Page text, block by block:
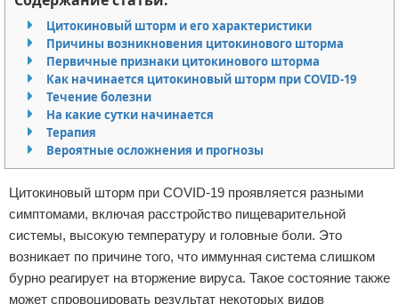
Разное
Право
Отказ от ответственности
Цитокиновый шторм и его характеристики
Причины возникновения цитокинового шторма
Первичные признаки цитокинового шторма
Как начинается цитокиновый шторм при COVID-19
Течение болезни
На какие сутки начинается
Терапия
Вероятные осложнения и прогнозы
Цитокиновый шторм при COVID-19 проявляется разными
симптомами, включая расстройство пищеварительной
системы, высокую температуру и головные боли. Это
возникает по причине того, что иммунная система слишком
бурно реагирует на вторжение вируса. Такое состояние также
может спровоцировать результат некоторых видов